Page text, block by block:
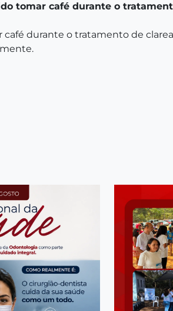
tomar café durante o
café durante o tratamento de